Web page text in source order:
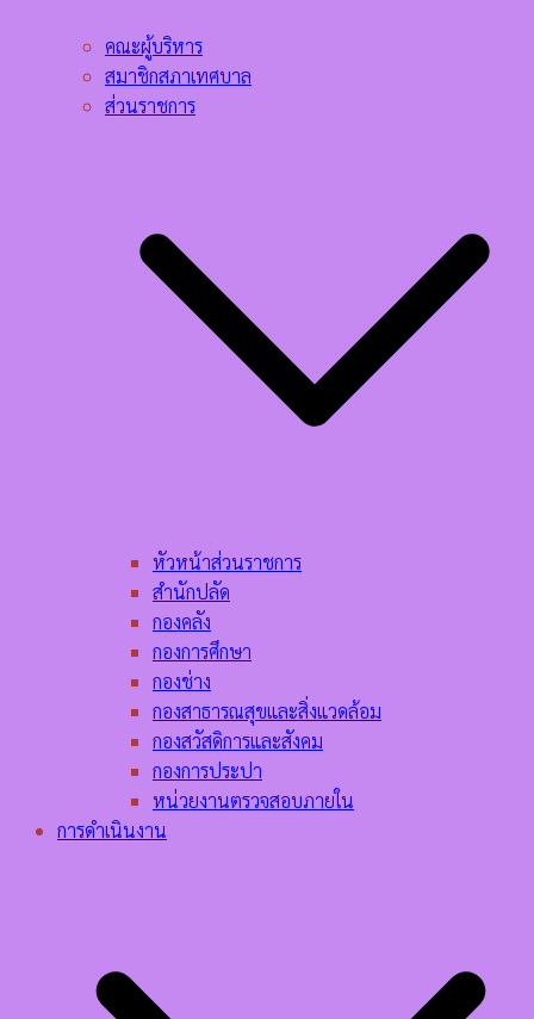
คณะผู้บริหาร
สมาชิกสภาเทศบาล
ส่วนราชการ
หัวหน้าส่วนราชการ
สำนักปลัด
กองคลัง
กองการศึกษา
กองช่าง
กองสาธารณสุขและสิ่งแวดล้อม
กองสวัสดิการและสังคม
กองการประปา
หน่วยงานตรวจสอบภายใน
การดำเนินงาน